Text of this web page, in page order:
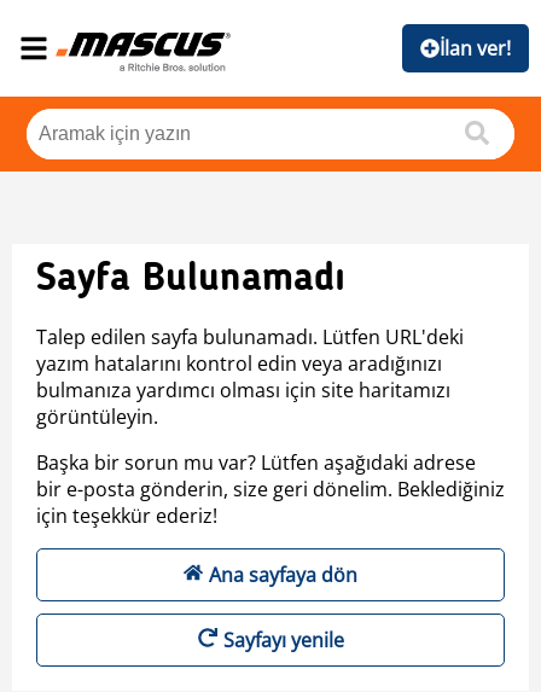
İlan ver!
Sayfa Bulunamadı
Talep edilen sayfa bulunamadı. Lütfen URL'deki
yazım hatalarını kontrol edin veya aradığınızı
bulmanıza yardımcı olması için site haritamızı
görüntüleyin.
Başka bir sorun mu var? Lütfen aşağıdaki adrese
bir e-posta gönderin, size geri dönelim. Beklediğiniz
için teşekkür ederiz!
Ana sayfaya dön
Sayfayı yenile